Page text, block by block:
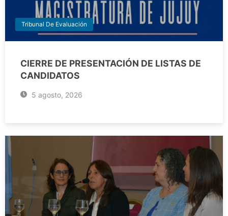
Tribunal De Evaluación
CIERRE DE PRESENTACIÓN DE LISTAS DE
CANDIDATOS
5 agosto, 2026